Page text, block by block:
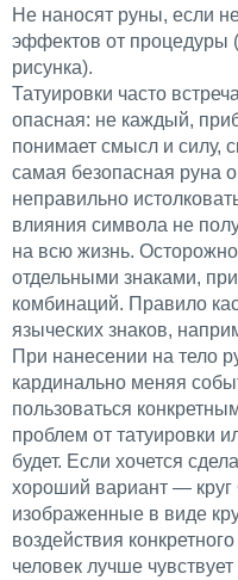
Не наносят руны, если
эффектов от процедуры
рисунка).
Татуировки часто
опасная: не каждый,
понимает смысл и силу,
самая безопасная руна
неправильно
влияния символа не
на всю жизнь.
отдельными знаками,
комбинаций. Правило
языческих знаков,
При нанесении на тело
кардинально меняя
пользоваться
проблем от татуировки
будет. Если хочется
хороший вариант — круг
изображенные в виде
воздействия
человек лучше